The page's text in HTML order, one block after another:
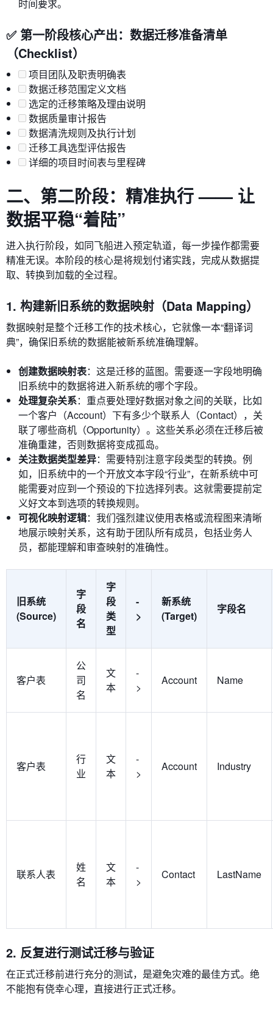
时间要求。
✅ 第一阶段核心产出：数据迁移准备清单
（Checklist）
项目团队及职责明确表
数据迁移范围定义文档
选定的迁移策略及理由说明
数据质量审计报告
数据清洗规则及执行计划
迁移工具选型评估报告
详细的项目时间表与里程碑
二、第二阶段：精准执行 —— 让
数据平稳“着陆”
进入执行阶段，如同飞船进入预定轨道，每一步操作都需要
精准无误。本阶段的核心是将规划付诸实践，完成从数据提
取、转换到加载的全过程。
1. 构建新旧系统的数据映射（Data Mapping）
数据映射是整个迁移工作的技术核心，它就像一本“翻译词
典”，确保旧系统的数据能被新系统准确理解。
创建数据映射表：这是迁移的蓝图。需要逐一字段地明确
旧系统中的数据将进入新系统的哪个字段。
处理复杂关系：重点要处理好数据对象之间的关联，比如
一个客户（Account）下有多少个联系人（Contact），关
联了哪些商机（Opportunity）。这些关系必须在迁移后被
准确重建，否则数据将变成孤岛。
关注数据类型差异：需要特别注意字段类型的转换。例
如，旧系统中的一个开放文本字段“行业”，在新系统中可
能需要对应到一个预设的下拉选择列表。这就需要提前定
义好文本到选项的转换规则。
可视化映射逻辑：我们强烈建议使用表格或流程图来清晰
地展示映射关系，这有助于团队所有成员，包括业务人
员，都能理解和审查映射的准确性。
旧系统
(Source)
字
段
名
字
段
类
型
-
>
新系统
(Target)
字段名
客户表
公
司
名
文
本
-
>
Account Name
客户表
行
业
文
本
-
>
Account Industry
联系人表
姓
名
文
本
-
>
Contact LastName
2. 反复进行测试迁移与验证
在正式迁移前进行充分的测试，是避免灾难的最佳方式。绝
不能抱有侥幸心理，直接进行正式迁移。